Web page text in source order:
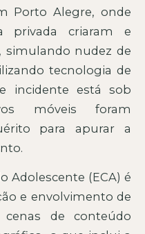
Porto Alegre, onde
privada criaram e
simulando nudez de
tecnologia de
incidente está sob
móveis foram
para apurar a
Adolescente (ECA) é
e envolvimento de
de conteúdo